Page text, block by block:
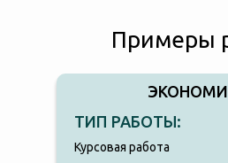
Примеры
ТИП РАБОТЫ:
Курсовая работа